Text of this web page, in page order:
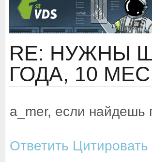
RE: НУЖНЫ
ГОДА, 10
a_mer, если найдешь
Ответить Цитировать